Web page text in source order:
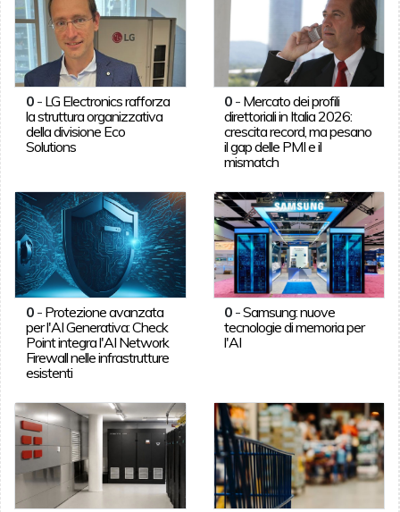
0- LG Electronics rafforza
la struttura organizzativa
della divisione Eco
Solutions
0 - Mercato dei profili
direttoriali in Italia 2026:
crescita record, ma pesano
il gap delle PMI e il
mismatch
0- Protezione avanzata
per l'AI Generativa: Check
Point integra l'AI Network
Firewall nelle infrastrutture
esistenti
0 -Samsung: nuove
tecnologie di memoria per
l'AI